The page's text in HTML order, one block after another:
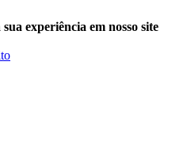
experiência em nosso site